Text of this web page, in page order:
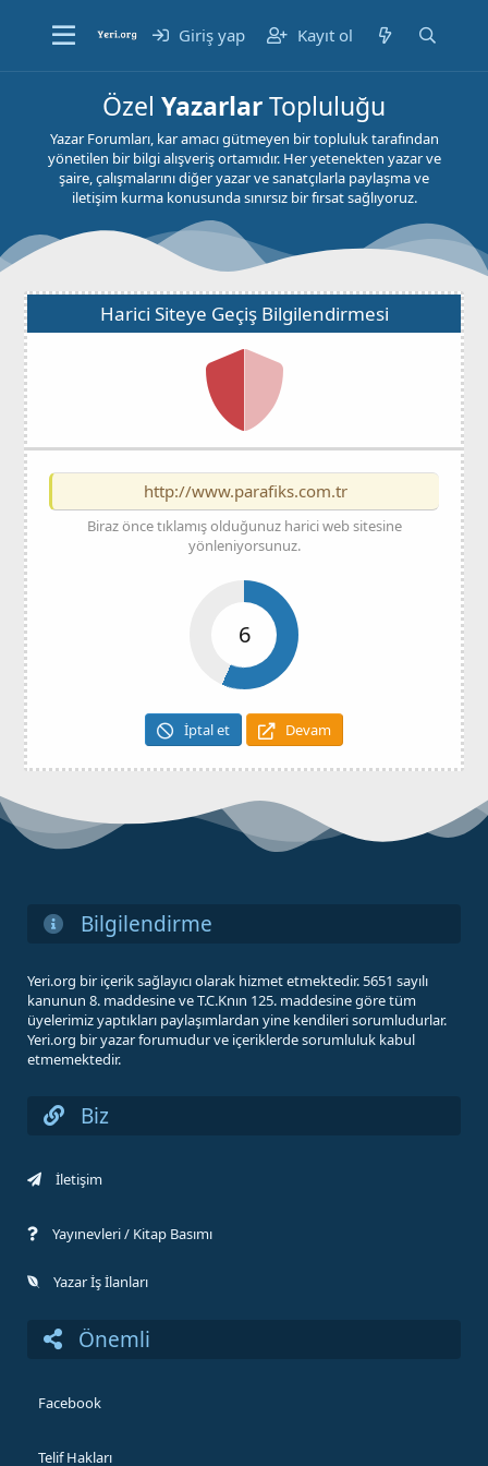
Giriş yap Kayıt ol
Özel YazarlarTopluluğu
Yazar Forumları, kar amacı gütmeyen bir topluluk tarafından
yönetilen bir bilgi alışveriş ortamıdır. Her yetenekten yazar ve
şaire, çalışmalarını diğer yazar ve sanatçılarla paylaşma ve
iletişim kurma konusunda sınırsız bir fırsat sağlıyoruz.
Harici Siteye Geçiş Bilgilendirmesi
http://www.parafiks.com.tr
Biraz önce tıklamış olduğunuz harici web sitesine
yönleniyorsunuz.
6
İptal et Devam
Bilgilendirme
Yeri.org bir içerik sağlayıcı olarak hizmet etmektedir. 5651 sayılı
kanunun 8. maddesine ve T.C.Knın 125. maddesine göre tüm
üyelerimiz yaptıkları paylaşımlardan yine kendileri sorumludurlar.
Yeri.org bir yazar forumudur ve içeriklerde sorumluluk kabul
etmemektedir.
Biz
İletişim
Yayınevleri / Kitap Basımı
Yazar İş İlanları
Önemli
Facebook
Telif Hakları